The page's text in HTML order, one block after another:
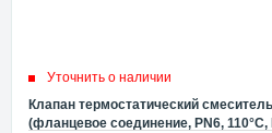
Уточнить о наличии
Клапан термостатический
(фланцевое соединение, PN6, 110°C,